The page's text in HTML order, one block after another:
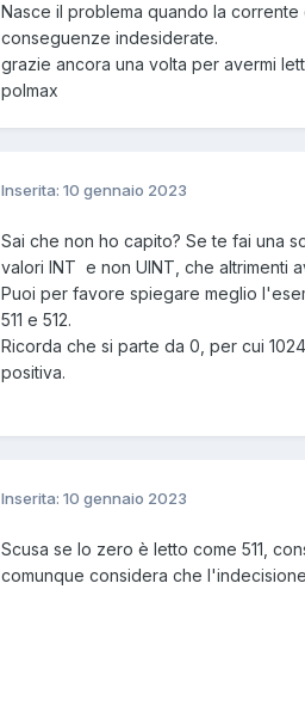
Nasce il problema quando la corrente
conseguenze indesiderate.
grazie ancora una volta per avermi
polmax
Inserita: 10 gennaio 2023
Sai che non ho capito? Se te fai una
valori INT e non UINT, che altrimenti
Puoi per favore spiegare meglio
511 e 512.
Ricorda che si parte da 0, per cui
positiva.
Inserita: 10 gennaio 2023
Scusa se lo zero è letto come 511,
comunque considera che